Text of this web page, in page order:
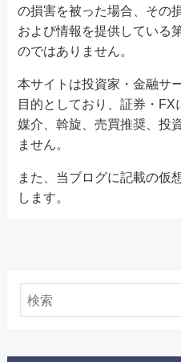
の損害を被った場合、その
および情報を提供している
のではありません。
本サイトは投資家・金融サ
目的としており、証券・FX
媒介、斡旋、売買推奨、投
ません。
また、当ブログに記載の仮
します。